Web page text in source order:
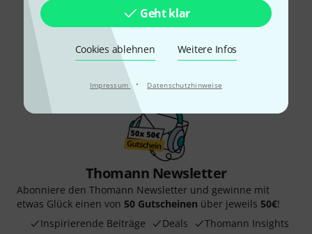
Geht klar
Cookies ablehnen Weitere Infos
Impressum · Datenschutzhinweise
Gefällt Ihnen, was Sie sehen?
Teilen
Thomann Newsletter
Abonniere den Thomann Newsletter und gewinne mit
etwas Glück einen von 50 Gutscheinen über jeweils 50€!
Inspirierende Beiträge
Deals Thomann Insights